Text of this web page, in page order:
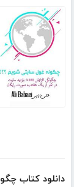
دانلود کتاب